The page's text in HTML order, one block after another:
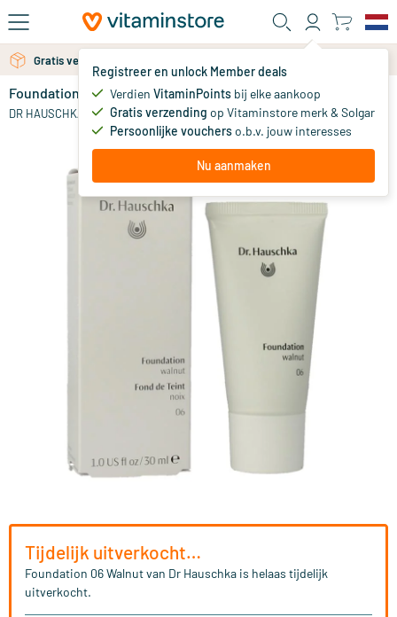
Ga naar de hoofdinhoud
Registreer en unlock Member deals
Verdien VitaminPoints bij elke aankoop
Gratis verzending op Vitaminstore merk & Solgar
Persoonlijke voucherso.b.v. jouw interesses
Nu aanmaken
Gratis verzending vanaf 25 euro
Foundation 06 Walnut
DR HAUSCHKA
niet op voorraad
29.
Tijdelijk uitverkocht…
Foundation 06 Walnut van Dr Hauschka is helaas tijdelijk
uitverkocht.